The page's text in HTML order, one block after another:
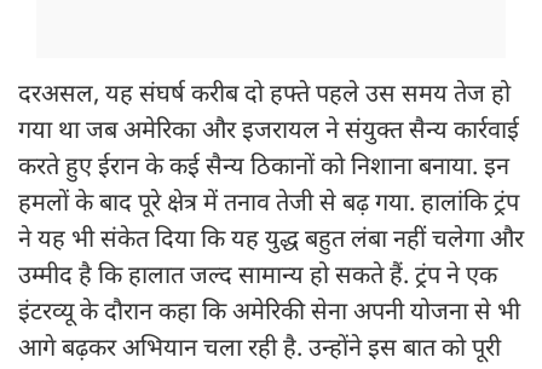
दरअसल, यह संघर्ष करीब दो हफ्ते पहले उस समय तेज हो
गया था जब अमेरिका और इजरायल ने संयुक्त सैन्य कार्रवाई
करते हुए ईरान के कई सैन्य ठिकानों को निशाना बनाया. इन
हमलों के बाद पूरे क्षेत्र में तनाव तेजी से बढ़ गया. हालांकि ट्रंप
ने यह भी संकेत दिया कि यह युद्ध बहुत लंबा नहीं चलेगा और
उम्मीद है कि हालात जल्द सामान्य हो सकते हैं. ट्रंप ने एक
इंटरव्यू के दौरान कहा कि अमेरिकी सेना अपनी योजना से भी
आगे बढ़कर अभियान चला रही है. उन्होंने इस बात को पूरी